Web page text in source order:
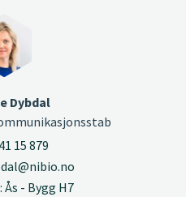
Dybdal
15 879
- Bygg H7